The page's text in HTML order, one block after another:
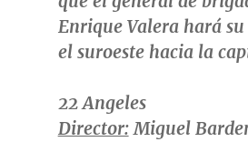
Enrique Valerahará su
el suroeste hacia la
22 Angeles
Director:Miguel